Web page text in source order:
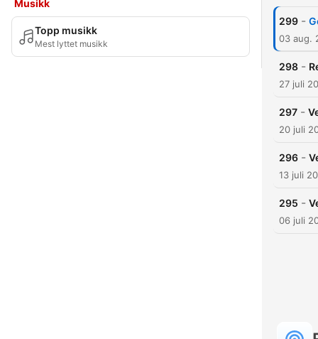
Musikk
Topp musikk
Mest lyttet musikk
299 -
03 aug.
298 -
27 juli
297 -
20 juli
296 -
13 juli
295 -
06 juli